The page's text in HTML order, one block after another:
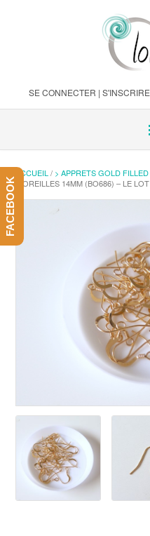
SE CONNECTER | S'INSCRIRE
ACCUEIL / > APPRETS GOLD FILLED
D’OREILLES 14MM (BO686) – LE LOT
FACEBOOK